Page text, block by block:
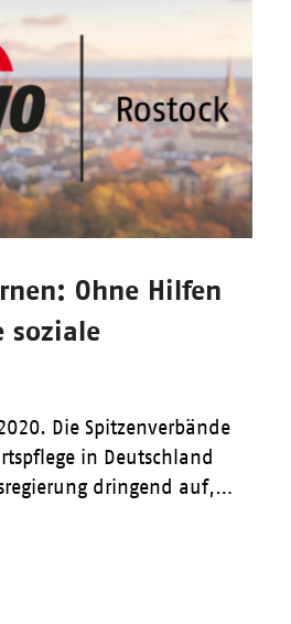
Ohne Hilfen
soziale
Die Spitzenverbände
in Deutschland
dringend auf,…